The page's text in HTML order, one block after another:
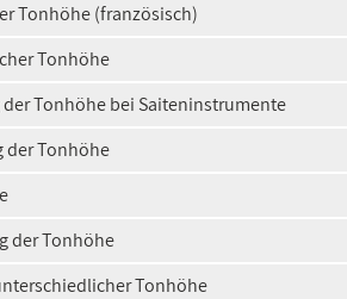
Tonhöhe (französisch)
Tonhöhe
Tonhöhe bei Saiteninstrumente
der Tonhöhe
der Tonhöhe
Tonhöhe